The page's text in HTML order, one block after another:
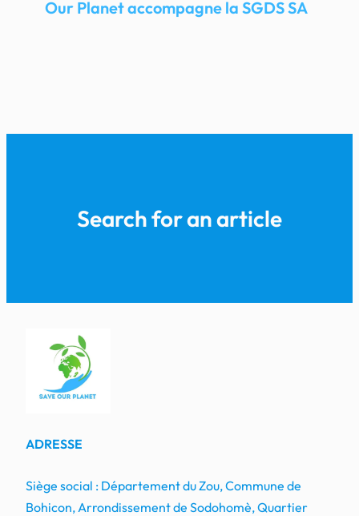
Our Planet accompagne la SGDS SA
Search for an article
ADRESSE
Siège social : Département du Zou, Commune de
Bohicon, Arrondissement de Sodohomè, Quartier